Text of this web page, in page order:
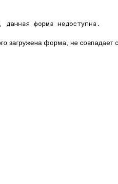
данная форма недоступна.
загружена форма, не